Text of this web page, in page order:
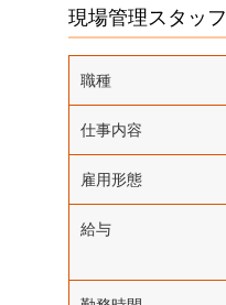
現場管理スタッフ
職種
仕事内容
雇用形態
給与